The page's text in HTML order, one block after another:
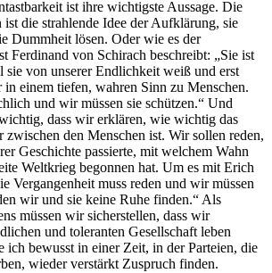
ist ihre wichtigste Aussage. Die
ist die strahlende Idee der Aufklärung, sie
Dummheit lösen. Oder wie es der
Ferdinand von Schirach beschreibt: „Sie ist
sie von unserer Endlichkeit weiß und erst
einem tiefen, wahren Sinn zu Menschen.
und wir müssen sie schützen.“ Und
dass wir erklären, wie wichtig das
den Menschen ist. Wir sollen reden,
Geschichte passierte, mit welchem Wahn
Weltkrieg begonnen hat. Um es mit Erich
Vergangenheit muss reden und wir müssen
wir und sie keine Ruhe finden.“ Als
müssen wir sicherstellen, dass wir
und toleranten Gesellschaft leben
ich bewusst in einer Zeit, in der Parteien, die
wieder verstärkt Zuspruch finden.